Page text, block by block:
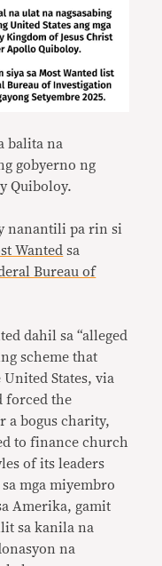
balita na
gobyerno ng
Quiboloy.
nanantili pa rin si
Wanted sa
Bureau of
dahil sa “alleged
scheme that
States, via
forced the
a bogus charity,
to finance church
of its leaders
mga miyembro
Amerika, gamit
sa kanila na
na